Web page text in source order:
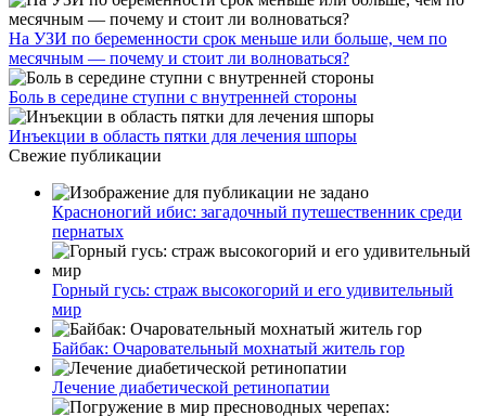
На УЗИ по беременности срок меньше или больше, чем по
месячным — почему и стоит ли волноваться?
Боль в середине ступни с внутренней стороны
Инъекции в область пятки для лечения шпоры
Свежие публикации
Красноногий ибис: загадочный путешественник среди
пернатых
Горный гусь: страж высокогорий и его удивительный
мир
Байбак: Очаровательный мохнатый житель гор
Лечение диабетической ретинопатии